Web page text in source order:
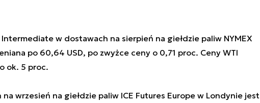
Intermediate w dostawach na sierpień na giełdzie paliw NYMEX
po 60,64 USD, po zwyżce ceny o 0,71 proc. Ceny WTI
ok. 5 proc.
wrzesień na giełdzie paliw ICE Futures Europe w Londynie jest